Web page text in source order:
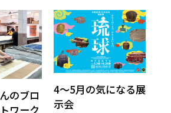
のブロ
ワーク
4〜5月の気になる展
示会